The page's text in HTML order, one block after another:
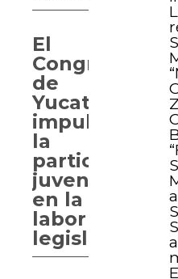
El
Congreso
de
Yucatán
impulsa
la
participación
juvenil
en la
labor
legislativa